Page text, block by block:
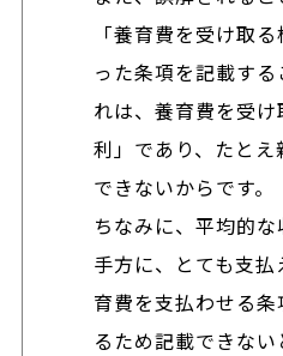
「養育費を受け取
った条項を記載す
れは、養育費を受
利」であり、たと
できないからです。
ちなみに、平均的
手方に、とても支
育費を支払わせる
るため記載できない